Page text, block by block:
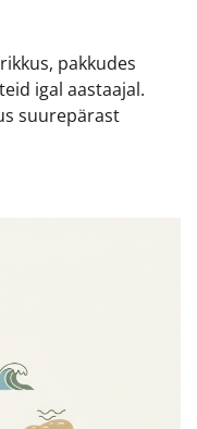
pakkudes
igal aastaajal.
suurepärast